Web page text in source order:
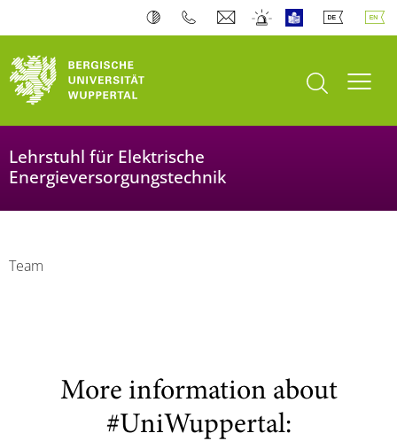
open search
Lehrstuhl für Elektrische
Energieversorgungstechnik
Team
More information about
#UniWuppertal: